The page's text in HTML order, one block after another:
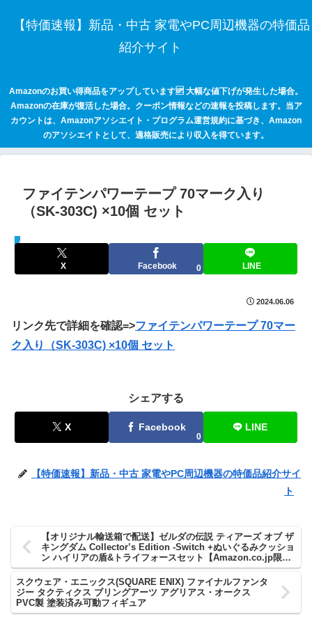
【特価速報】新品・中古 家電やPC周辺機器の特価品
紹介サイト
Amazonのお買い得商品をアップしています🆙 大幅な値下げが発生した場合。
Amazonの在庫が復活した場合。クーポン情報などの速報を投稿します。当ア
カウントは、Amazonアソシエイト・プログラム運営規約に基づき、Amazon
のアソシエイトとして、適格販売により収入を得ています。
ファイテンパワーテープ 70マーク入り
（SK-303C) ×10個 セット
セールハンター 激安情報まとめサイト
X Facebook 0 LINE
2024.06.06
リンク先で詳細を確認=>ファイテンパワーテープ 70マー
ク入り（SK-303C) ×10個 セット
シェアする
X Facebook
0
LINE
【特価速報】新品・中古 家電やPC周辺機器の特価品紹介サイ
ト
【オリジナル輸送箱で配送】ゼルダの伝説 ティアーズ オブ ザ
キングダム Collector’s Edition -Switch +ぬいぐるみクッショ
ン ハイリアの盾&トライフォースセット【Amazon.co.jp限
定】ステンレスカトラリースプーン 同梱
スクウェア・エニックス(SQUARE ENIX) ファイナルファンタ
ジー タクティクス ブリングアーツ アグリアス・オークス
PVC製 塗装済み可動フィギュア